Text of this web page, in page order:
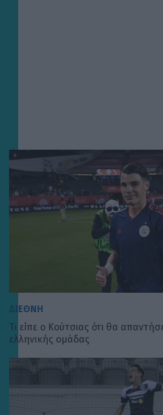
ΔΙΕΘΝΗ
Tι είπε ο Κούτσιας ότι θα
ελληνικής ομάδας